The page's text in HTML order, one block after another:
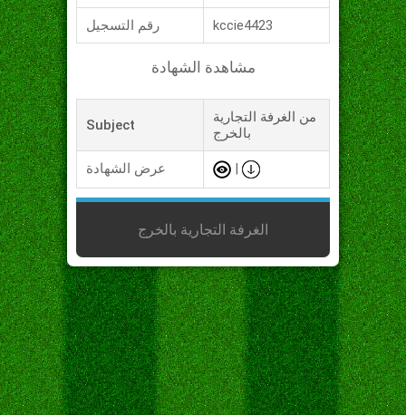
رقم التسجيل kccie4423
مشاهدة الشهادة
Subject
من الغرفة التجارية
بالخرج
عرض الشهادة
الغرفة التجارية بالخرج